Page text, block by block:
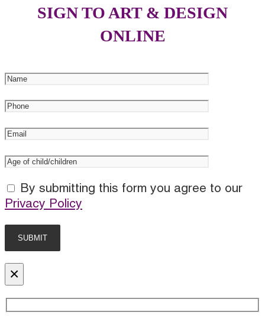
SIGN TO ART & DESIGN
ONLINE
By submitting this form you agree to our
Privacy Policy
×